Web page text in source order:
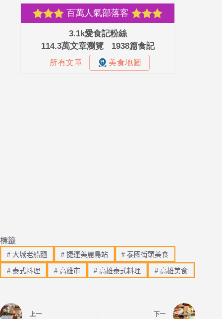
標籤
#大城老船麵 #捷運美麗島站 # 泰國街頭美食
#泰式料理 #高雄市 # 高雄泰式料理 # 高雄美食
上一 下一